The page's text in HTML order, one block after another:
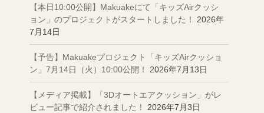
【本日10:00公開】Makuakeにて「キッズAirクッシ
ョン」のプロジェクトがスタートしました！
2026年
7月14日
【予告】Makuakeプロジェクト「キッズAirクッショ
ン」7月14日（火）10:00公開！
2026年7月13日
【メディア掲載】「3Dオートエアクッション」がレ
ビュー記事で紹介されました！
2026年7月3日